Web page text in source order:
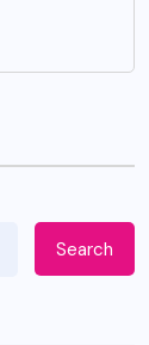
Search